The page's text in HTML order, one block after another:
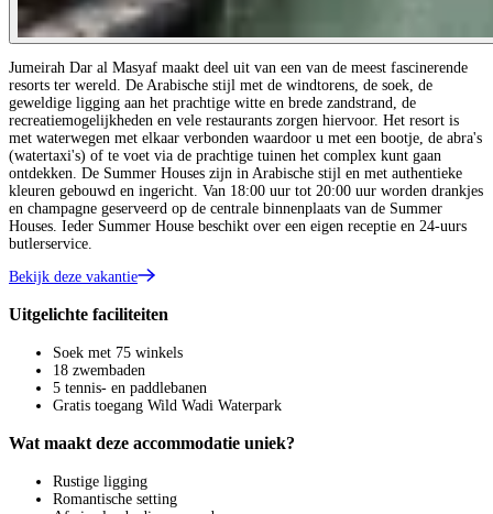
Jumeirah Dar al Masyaf maakt deel uit van een van de meest fascinerende
resorts ter wereld. De Arabische stijl met de windtorens, de soek, de
geweldige ligging aan het prachtige witte en brede zandstrand, de
recreatiemogelijkheden en vele restaurants zorgen hiervoor. Het resort is
met waterwegen met elkaar verbonden waardoor u met een bootje, de abra's
(watertaxi's) of te voet via de prachtige tuinen het complex kunt gaan
ontdekken. De Summer Houses zijn in Arabische stijl en met authentieke
kleuren gebouwd en ingericht. Van 18:00 uur tot 20:00 uur worden drankjes
en champagne geserveerd op de centrale binnenplaats van de Summer
Houses. Ieder Summer House beschikt over een eigen receptie en 24-uurs
butlerservice.
Bekijk deze vakantie
Uitgelichte faciliteiten
Soek met 75 winkels
18 zwembaden
5 tennis- en paddlebanen
Gratis toegang Wild Wadi Waterpark
Wat maakt deze accommodatie uniek?
Rustige ligging
Romantische setting